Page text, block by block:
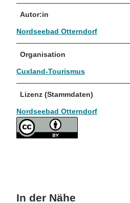
Autor:in
Nordseebad Otterndorf
Organisation
Cuxland-Tourismus
Lizenz (Stammdaten)
Nordseebad Otterndorf
In der Nähe